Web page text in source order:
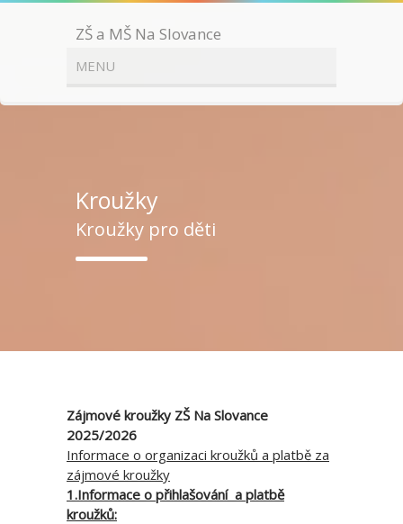
ZŠ a MŠ Na Slovance
Kroužky
Kroužky pro děti
Zájmové kroužky ZŠ Na Slovance
2025/2026
Informace o organizaci kroužků a platbě za
zájmové kroužky
1.Informace o přihlašování a platbě
kroužků: